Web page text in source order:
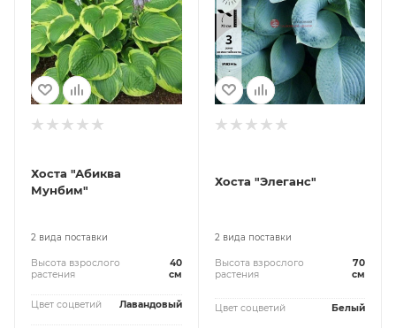
Хоста "Абиква
Мунбим"
2 вида поставки
Высота взрослого
растения
40
см
Цвет соцветий Лавандовый
Хоста "Элеганс"
2 вида поставки
Высота взрослого
растения
70
см
Цвет соцветий Белый